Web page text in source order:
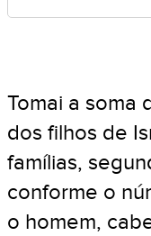
Tomai a soma
dos filhos de
famílias,
conforme o
o homem,